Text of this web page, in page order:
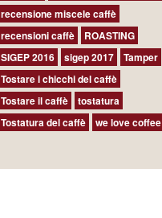
recensione miscele caffè
recensioni caffè
ROASTING
SIGEP 2016
sigep 2017
Tamper
Tostare i chicchi del caffè
Tostare il caffè
tostatura
Tostatura del caffè
we love coffee